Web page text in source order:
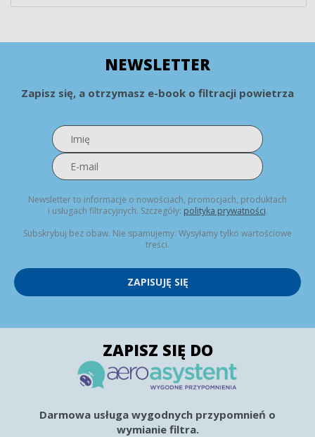
NEWSLETTER
Zapisz się, a otrzymasz e-book o filtracji powietrza
Newsletter to informacje o nowościach, promocjach, produktach
i usługach filtracyjnych. Szczegóły: polityka prywatności.
Subskrybuj bez obaw. Nie spamujemy. Wysyłamy tylko wartościowe
treści.
ZAPISUJĘ SIĘ
ZAPISZ SIĘ DO
Darmowa usługa wygodnych przypomnień o
wymianie filtra.